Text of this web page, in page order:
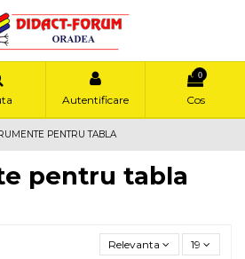
Autentificare
0
Cos
PENTRU TABLA
pentru tabla
Relevanta 19